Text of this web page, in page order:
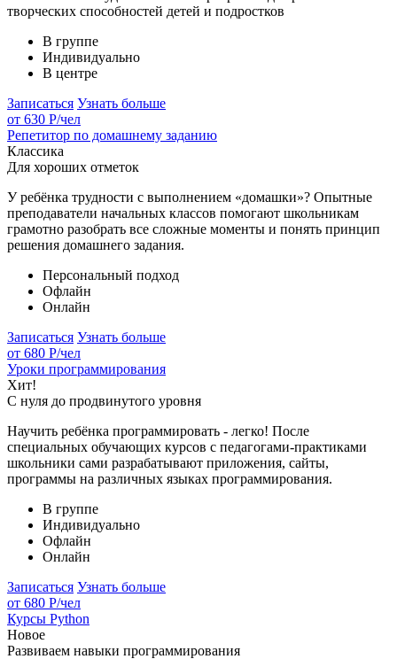
творческих способностей детей и подростков
В группе
Индивидуально
В центре
Записаться Узнать больше
от 630 Р/чел
Репетитор по домашнему заданию
Классика
Для хороших отметок
У ребёнка трудности с выполнением «домашки»? Опытные
преподаватели начальных классов помогают школьникам
грамотно разобрать все сложные моменты и понять принцип
решения домашнего задания.
Персональный подход
Офлайн
Онлайн
Записаться Узнать больше
от 680 Р/чел
Уроки программирования
Хит!
С нуля до продвинутого уровня
Научить ребёнка программировать - легко! После
специальных обучающих курсов с педагогами-практиками
школьники сами разрабатывают приложения, сайты,
программы на различных языках программирования.
В группе
Индивидуально
Офлайн
Онлайн
Записаться Узнать больше
от 680 Р/чел
Курсы Python
Новое
Развиваем навыки программирования